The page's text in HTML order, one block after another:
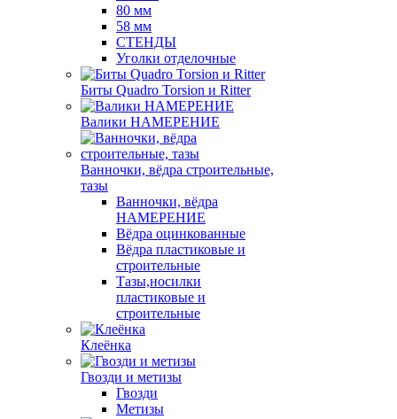
80 мм
58 мм
СТЕНДЫ
Уголки отделочные
Биты Quadro Torsion и Ritter
Валики НАМЕРЕНИЕ
Ванночки, вёдра строительные,
тазы
Ванночки, вёдра
НАМЕРЕНИЕ
Вёдра оцинкованные
Вёдра пластиковые и
строительные
Тазы,носилки
пластиковые и
строительные
Клеёнка
Гвозди и метизы
Гвозди
Метизы